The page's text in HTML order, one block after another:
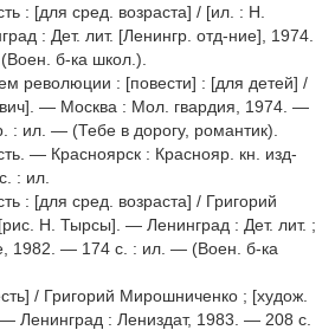
: [для сред. возраста] / [ил. : Н.
: Дет. лит. [Ленингр. отд-ние], 1974.
б-ка школ.).
революции : [повести] : [для детей] /
— Москва : Мол. гвардия, 1974. —
: ил. — (Тебе в дорогу, романтик).
— Красноярск : Краснояр. кн. изд-
: ил.
: [для сред. возраста] / Григорий
Н. Тырсы]. — Ленинград : Дет. лит. ;
1982. — 174 с. : ил. — (Воен. б-ка
/ Григорий Мирошниченко ; [худож.
Ленинград : Лениздат, 1983. — 208 с.